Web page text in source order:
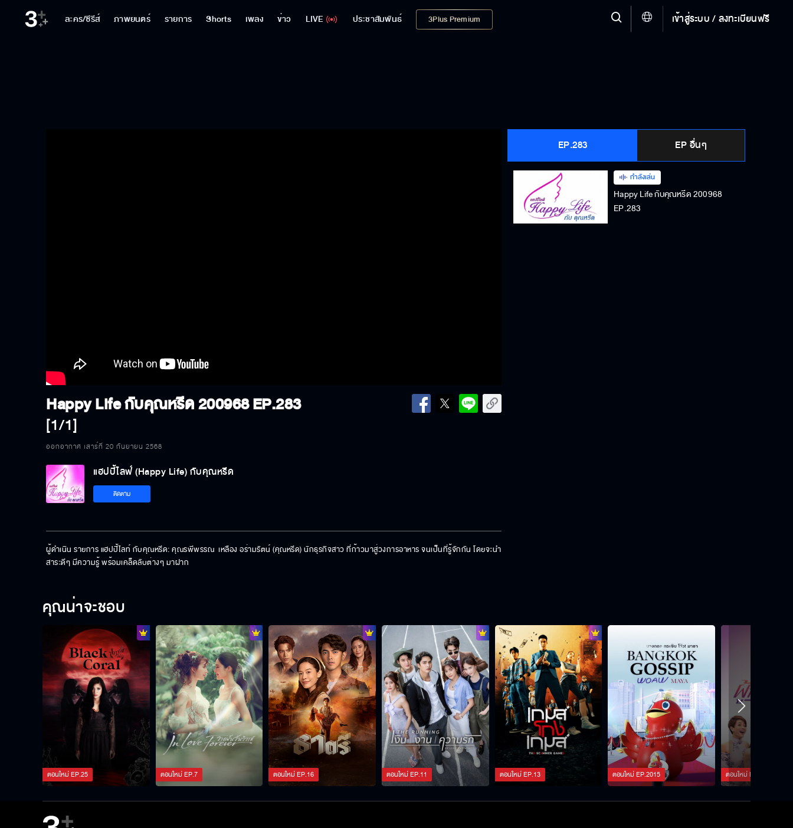
ละคร/ซีรีส์ ภาพยนตร์ รายการ Shorts เพลง ข่าว LIVE ประชาสัมพันธ์ 3Plus Premium เข้าสู่ระบบ / ลงทะเบียนฟรี
Happy Life กับคุณหรีด 200968EP.283
[1/1]
ออกอากาศ เสาร์ที่ 20 กันยายน 2568
EP.283 EP อื่นๆ
กำลังเล่น
Happy Life กับคุณหรีด 200968
EP.283
แฮปปี้ไลฟ์ (Happy Life) กับคุณหรีด
ติดตาม
ผู้ดำเนิน รายการ แฮปปี้ไลท์ กับคุณหรีด: คุณรพีพรรณ  เหลือง อร่ามรัตน์ (คุณหรีด) นักธุรกิจสาว ที่ก้าวมาสู่วงการอาหาร จนเป็นที่รู้จักกัน โดยจะนำ
สาระดีๆ มีความรู้ พร้อมเคล็ดลับต่างๆ มาฝาก
คุณน่าจะชอบ
ตอนใหม่EP.25 ตอนใหม่EP.7 ตอนใหม่EP.16 ตอนใหม่EP.11 ตอนใหม่EP.13 ตอนใหม่EP.2015 ตอนใหม่EP.